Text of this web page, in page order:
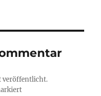
veröffentlicht.